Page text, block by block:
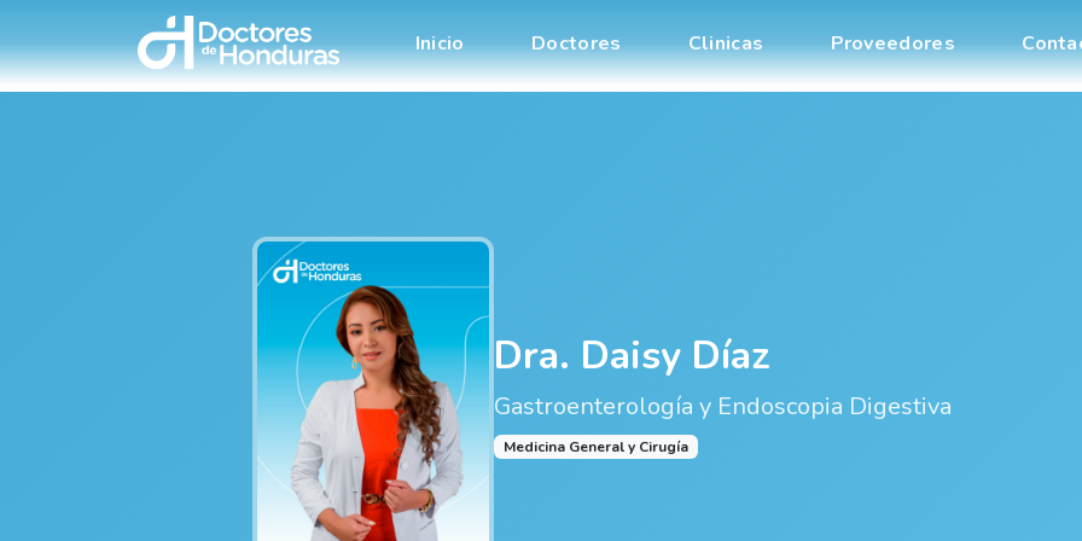
Inicio Doctores Clinicas Proveedores
Dra. Daisy Díaz
Gastroenterología y Endoscopia Digestiva
Medicina General y Cirugía